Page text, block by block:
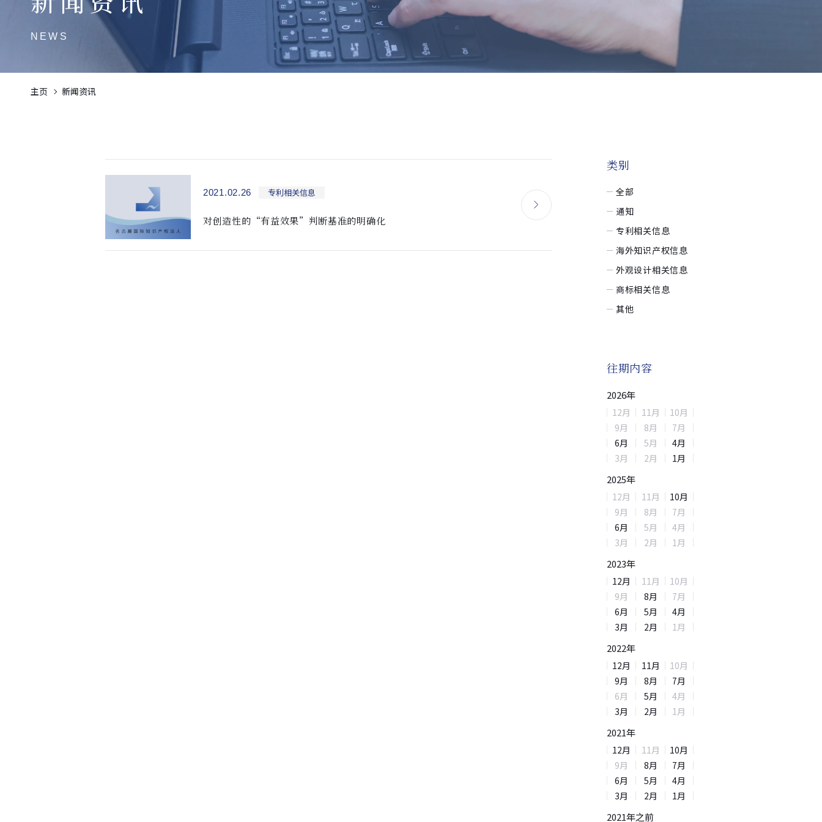
NEWS
主页 新闻资讯
2021.02.26 专利相关信息
对创造性的“有益效果”判断基准的明确化
类别
全部
通知
专利相关信息
海外知识产权信息
外观设计相关信息
商标相关信息
其他
往期内容
2026年
12月 11月 10月
9月 8月 7月
6月 5月 4月
3月 2月 1月
2025年
12月 11月 10月
9月 8月 7月
6月 5月 4月
3月 2月 1月
2023年
12月 11月 10月
9月 8月 7月
6月 5月 4月
3月 2月 1月
2022年
12月 11月 10月
9月 8月 7月
6月 5月 4月
3月 2月 1月
2021年
12月 11月 10月
9月 8月 7月
6月 5月 4月
3月 2月 1月
2021年之前